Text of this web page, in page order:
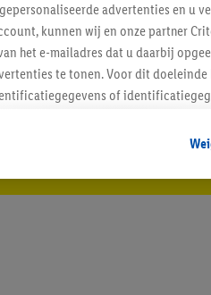
Blijf
Schrijf
advertenties en u
kunnen wij en onze partner
het e-mailadres dat u daarbij
te tonen. Voor dit doeleinde
of
in het kader van
door het product in de webshop
en verschillende Lidl-